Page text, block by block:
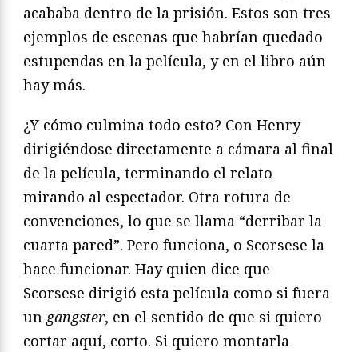
acababa dentro de la prisión. Estos son tres
ejemplos de escenas que habrían quedado
estupendas en la película, y en el libro aún
hay más.
¿Y cómo culmina todo esto? Con Henry
dirigiéndose directamente a cámara al final
de la película, terminando el relato
mirando al espectador. Otra rotura de
convenciones, lo que se llama “derribar la
cuarta pared”. Pero funciona, o Scorsese la
hace funcionar. Hay quien dice que
Scorsese dirigió esta película como si fuera
un gangster, en el sentido de que si quiero
cortar aquí, corto. Si quiero montarla